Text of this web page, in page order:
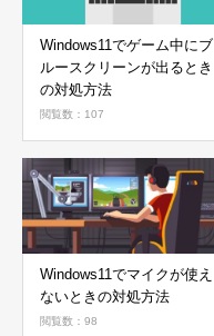
Windows11でゲーム中にブ
ルースクリーンが出るとき
の対処方法
閲覧数：107
Windows11でマイクが使え
ないときの対処方法
閲覧数：98